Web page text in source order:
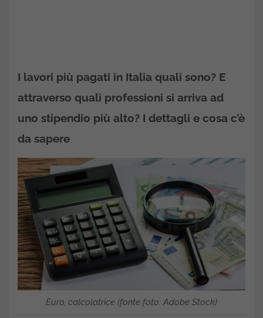
I lavori più pagati in Italia quali sono? E
attraverso quali professioni si arriva ad
uno stipendio più alto? I dettagli e cosa c’è
da sapere
Euro, calcolatrice (fonte foto: Adobe Stock)